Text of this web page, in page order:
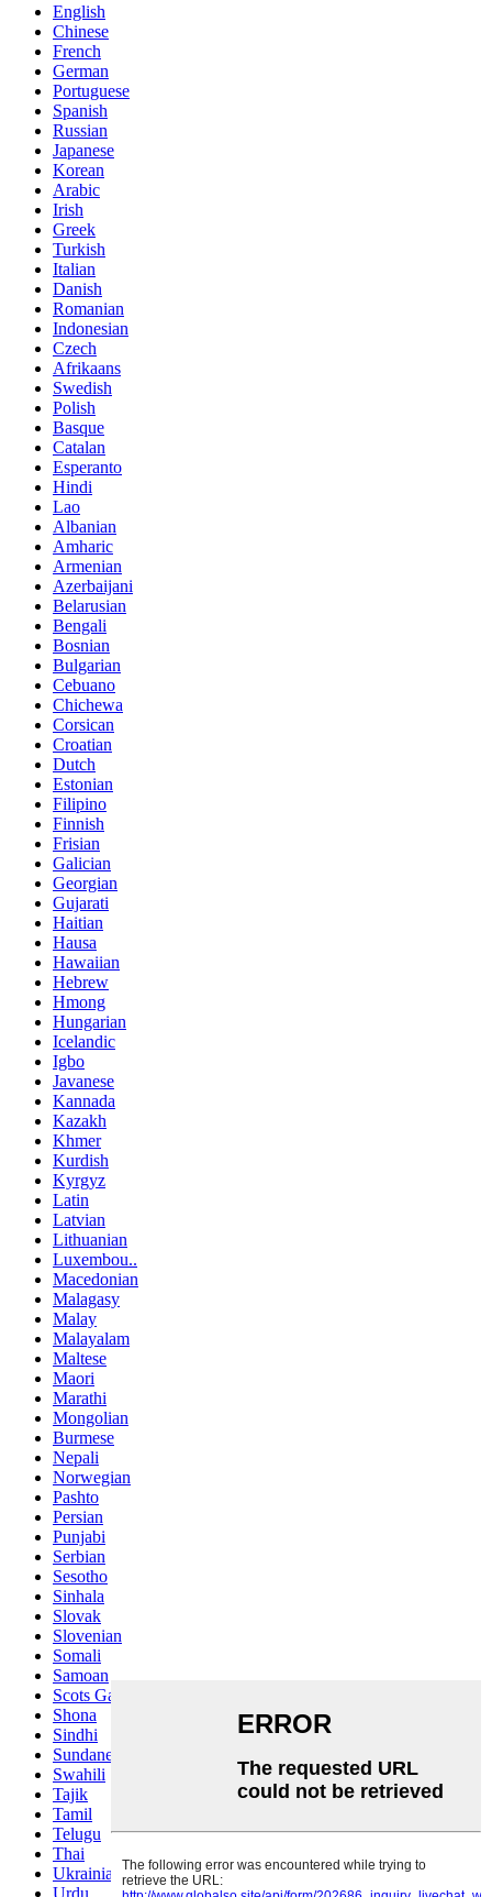
English
Chinese
French
German
Portuguese
Spanish
Russian
Japanese
Korean
Arabic
Irish
Greek
Turkish
Italian
Danish
Romanian
Indonesian
Czech
Afrikaans
Swedish
Polish
Basque
Catalan
Esperanto
Hindi
Lao
Albanian
Amharic
Armenian
Azerbaijani
Belarusian
Bengali
Bosnian
Bulgarian
Cebuano
Chichewa
Corsican
Croatian
Dutch
Estonian
Filipino
Finnish
Frisian
Galician
Georgian
Gujarati
Haitian
Hausa
Hawaiian
Hebrew
Hmong
Hungarian
Icelandic
Igbo
Javanese
Kannada
Kazakh
Khmer
Kurdish
Kyrgyz
Latin
Latvian
Lithuanian
Luxembou..
Macedonian
Malagasy
Malay
Malayalam
Maltese
Maori
Marathi
Mongolian
Burmese
Nepali
Norwegian
Pashto
Persian
Punjabi
Serbian
Sesotho
Sinhala
Slovak
Slovenian
Somali
Samoan
Scots Gaelic
Shona
Sindhi
Sundanese
Swahili
Tajik
Tamil
Telugu
Thai
Ukrainian
Urdu